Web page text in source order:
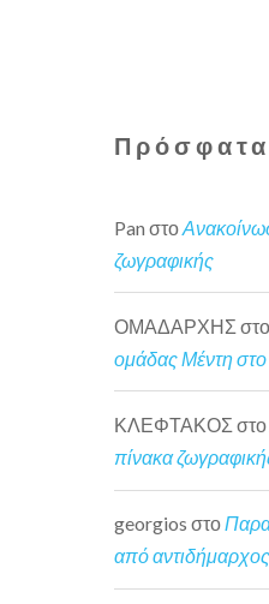
Pan στο
ζωγραφικής
ΟΜΑΔΑΡΧΗΣ στο
ομάδας Μέντη
ΚΛΕΦΤΑΚΟΣ
πίνακα
georgios στο
από